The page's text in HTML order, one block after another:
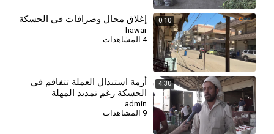
0:10 إغلاق محال وصرافات في الحسكة
hawar
4 المشاهدات
4:30
⁣أزمة استبدال العملة تتفاقم في
الحسكة رغم تمديد المهلة
admin
9 المشاهدات